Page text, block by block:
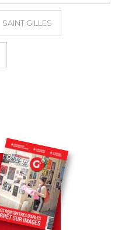
SAINT GILLES